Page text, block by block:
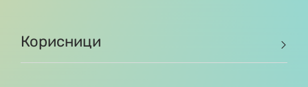
Корисници